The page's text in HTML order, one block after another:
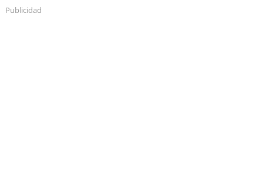
Publicidad